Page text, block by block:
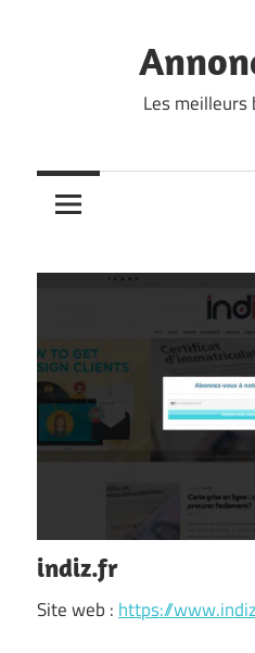
Les meilleurs
indiz.fr
Site web : https://